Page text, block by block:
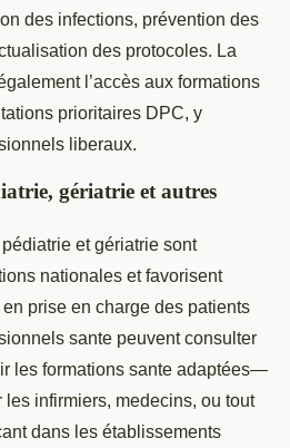
des infections, prévention des
des protocoles. La
l’accès aux formations
prioritaires DPC, y
liberaux.
gériatrie et autres
et gériatrie sont
nationales et favorisent
en prise en charge des patients
sante peuvent consulter
les formations sante adaptées—
infirmiers, medecins, ou tout
dans les établissements